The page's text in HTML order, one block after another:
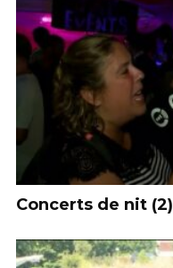
Concerts de nit (2)